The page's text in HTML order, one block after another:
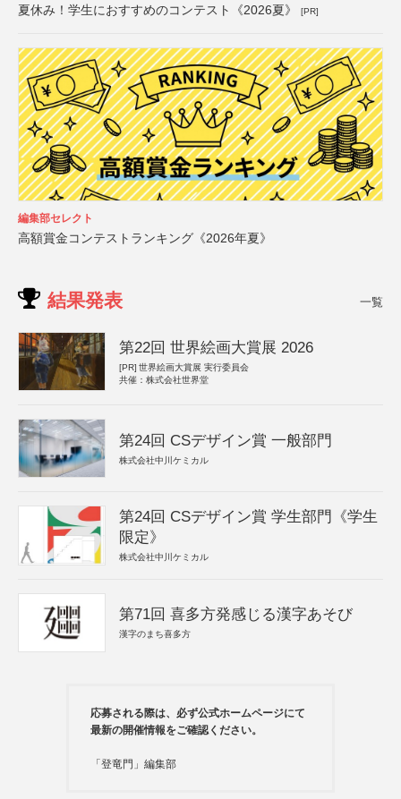
夏休み！学生におすすめのコンテスト《2026夏》 [PR]
編集部セレクト
高額賞金コンテストランキング《2026年夏》
結果発表 一覧
第22回 世界絵画大賞展 2026
[PR] 世界絵画大賞展 実行委員会
共催：株式会社世界堂
第24回 CSデザイン賞 一般部門
株式会社中川ケミカル
第24回 CSデザイン賞 学生部門《学生
限定》
株式会社中川ケミカル
第71回 喜多方発感じる漢字あそび
漢字のまち喜多方
応募される際は、必ず公式ホームページにて
最新の開催情報をご確認ください。
「登竜門」編集部